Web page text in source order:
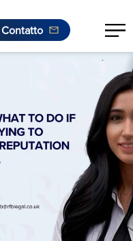
Contatto
.